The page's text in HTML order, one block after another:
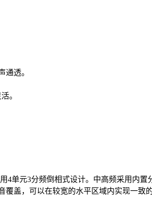
通透。
。
4单元3分频倒相式设计。中高频采用内
覆盖，可以在较宽的水平区域内实现一